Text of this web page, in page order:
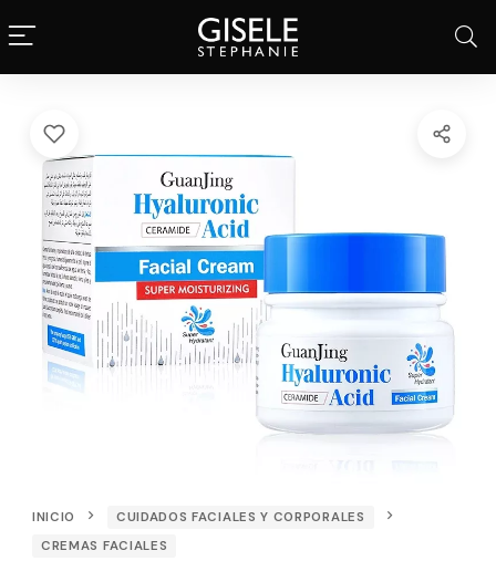
INICIO
CUIDADOS FACIALES Y CORPORALES
CREMAS FACIALES